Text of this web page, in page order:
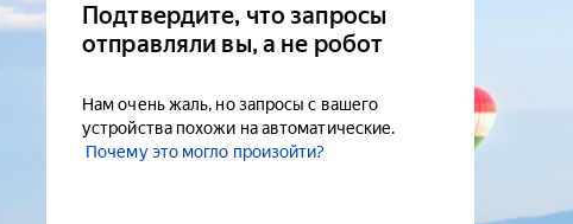
Подтвердите, что запросы
отправляли вы, а не робот
Нам очень жаль, но запросы с вашего
устройства похожи на автоматические.
Почему это могло произойти?